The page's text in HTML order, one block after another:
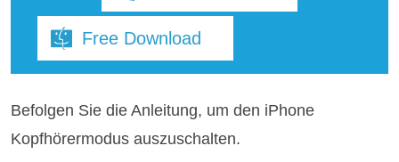
Free Download
Befolgen Sie die Anleitung, um den iPhone
Kopfhörermodus auszuschalten.